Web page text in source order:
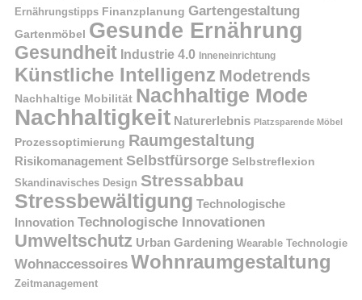
Ernährungstipps Finanzplanung Gartengestaltung
Gartenmöbel Gesunde Ernährung
Gesundheit Industrie 4.0 Inneneinrichtung
Künstliche Intelligenz Modetrends
Nachhaltige Mobilität Nachhaltige Mode
Nachhaltigkeit Naturerlebnis Platzsparende Möbel
Prozessoptimierung Raumgestaltung
Risikomanagement Selbstfürsorge Selbstreflexion
Skandinavisches Design Stressabbau
Stressbewältigung Technologische
Innovation Technologische Innovationen
Umweltschutz Urban Gardening Wearable Technologie
Wohnaccessoires Wohnraumgestaltung
Zeitmanagement